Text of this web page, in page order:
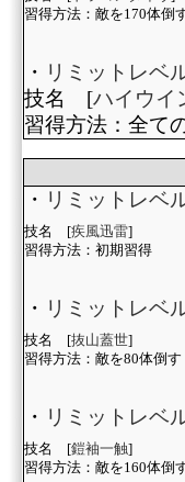
習得方法：敵を170体倒
・ リミットレベ
技名 [ハイウイ
習得方法：全て
・ リミットレベ
技名 [疾風迅雷]
習得方法：初期習得
・ リミットレベ
技名 [抜山蓋世]
習得方法：敵を80体倒す
・ リミットレベ
技名 [鎧袖一触]
習得方法：敵を160体倒